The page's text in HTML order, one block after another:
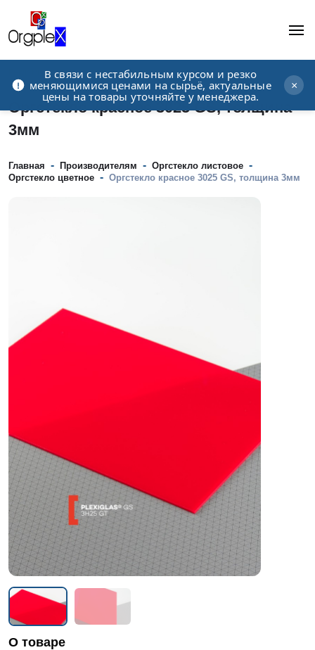
В связи с нестабильным курсом и резко
меняющимися ценами на сырьё, актуальные
цены на товары уточняйте у менеджера.
×
Рекламно-производственная компания
Оргстекло красное 3025 GS, толщина
3мм
Главная - Производителям - Оргстекло листовое -
Оргстекло цветное - Оргстекло красное 3025 GS, толщина 3мм
О товаре